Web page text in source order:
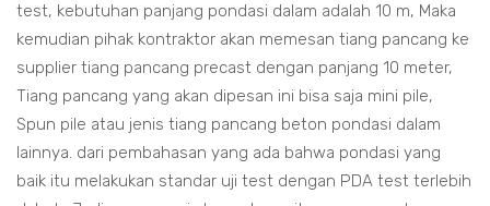
test, kebutuhan panjang pondasi dalam adalah 10 m, Maka
kemudian pihak kontraktor akan memesan tiang pancang ke
supplier tiang pancang precast dengan panjang 10 meter,
Tiang pancang yang akan dipesan ini bisa saja mini pile,
Spun pile atau jenis tiang pancang beton pondasi dalam
lainnya. dari pembahasan yang ada bahwa pondasi yang
baik itu melakukan standar uji test dengan PDA test terlebih